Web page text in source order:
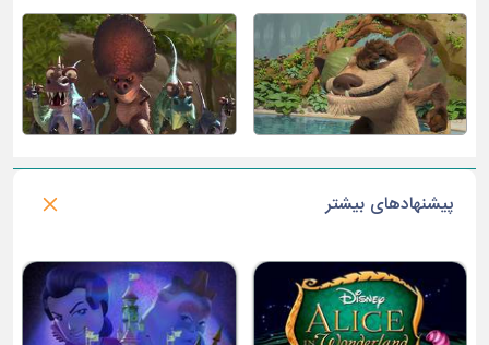
پیشنهادهای بیشتر
ولف واکرز